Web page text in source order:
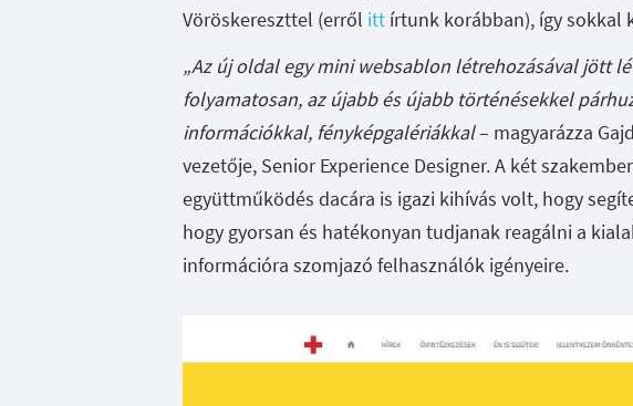
Vöröskereszttel (erről itt írtunk korábban), így sokkal
„Az új oldal egy mini websablon létrehozásával jött
folyamatosan, az újabb és újabb történésekkel
információkkal, fényképgalériákkal– magyarázza
vezetője, Senior Experience Designer. A két
együttműködés dacára is igazi kihívás volt, hogy
hogy gyorsan és hatékonyan tudjanak reagálni a
információra szomjazó felhasználók igényeire.